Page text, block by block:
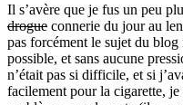
Il s’avère que je fus un peu
drogue connerie du jour au
pas forcément le sujet du
possible, et sans aucune
n’était pas si difficile, et si
facilement pour la cigarette,